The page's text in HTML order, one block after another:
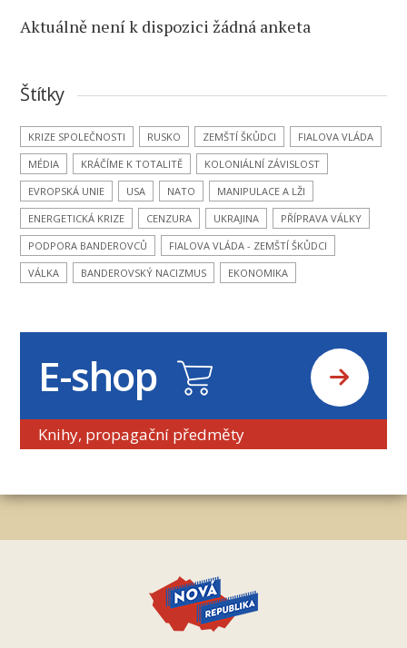
Aktuálně není k dispozici žádná anketa
Štítky
KRIZE SPOLEČNOSTI RUSKO ZEMŠTÍ ŠKŮDCI
FIALOVA VLÁDA
MÉDIA
KRÁČÍME K TOTALITĚ
KOLONIÁLNÍ ZÁVISLOST
EVROPSKÁ UNIE
USA NATO
MANIPULACE A LŽI
ENERGETICKÁ KRIZE
CENZURA UKRAJINA
PŘÍPRAVA VÁLKY
PODPORA BANDEROVCŮ
FIALOVA VLÁDA - ZEMŠTÍ ŠKŮDCI
VÁLKA
BANDEROVSKÝ NACIZMUS EKONOMIKA
E-shop
Knihy, propagační předměty